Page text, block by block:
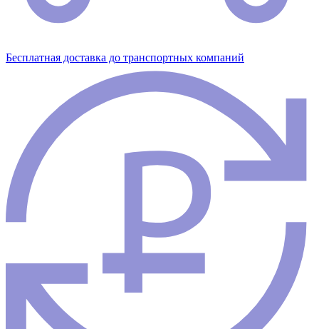
Бесплатная доставка до транспортных компаний